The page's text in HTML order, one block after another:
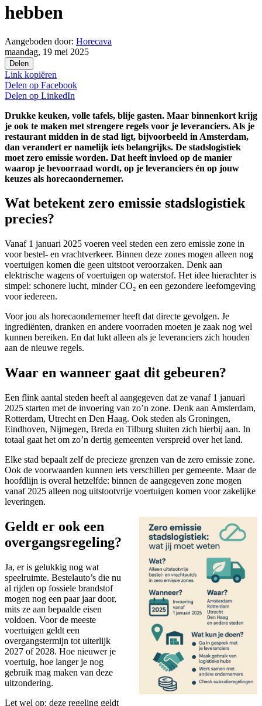
hebben
Aangeboden door: Horecava
maandag, 19 mei 2025
Delen
Link kopiëren
Delen op Facebook
Delen op LinkedIn
Drukke keuken, volle tafels, blije gasten. Maar binnenkort krijg
je ook te maken met strengere regels voor je leveranciers. Als je
restaurant midden in de stad ligt, bijvoorbeeld in Amsterdam,
dan verandert er namelijk iets belangrijks. De stadslogistiek
moet zero emissie worden. Dat heeft invloed op de manier
waarop je bevoorraad wordt, op je leveranciers én op jouw
keuzes als horecaondernemer.
Wat betekent zero emissie stadslogistiek
precies?
Vanaf 1 januari 2025 voeren veel steden een zero emissie zone in
voor bestel- en vrachtverkeer. Binnen deze zones mogen alleen nog
voertuigen komen die geen uitstoot veroorzaken. Denk aan
elektrische wagens of voertuigen op waterstof. Het idee hierachter is
simpel: schonere lucht, minder CO₂ en een gezondere leefomgeving
voor iedereen.
Voor jou als horecaondernemer heeft dat directe gevolgen. Je
ingrediënten, dranken en andere voorraden moeten je zaak nog wel
kunnen bereiken. En dat lukt alleen als je leveranciers zich houden
aan de nieuwe regels.
Waar en wanneer gaat dit gebeuren?
Een flink aantal steden heeft al aangegeven dat ze vanaf 1 januari
2025 starten met de invoering van zo’n zone. Denk aan Amsterdam,
Rotterdam, Utrecht en Den Haag. Ook steden als Groningen,
Eindhoven, Nijmegen, Breda en Tilburg sluiten zich hierbij aan. In
totaal gaat het om zo’n dertig gemeenten verspreid over het land.
Elke stad bepaalt zelf de precieze grenzen van de zero emissie zone.
Ook de voorwaarden kunnen iets verschillen per gemeente. Maar de
hoofdlijn is overal hetzelfde: binnen de aangegeven zone mogen
vanaf 2025 alleen nog uitstootvrije voertuigen komen voor zakelijke
leveringen.
Geldt er ook een
overgangsregeling?
Ja, er is gelukkig nog wat
speelruimte. Bestelauto’s die nu
al rijden op fossiele brandstof
mogen nog een paar jaar door,
mits ze aan bepaalde eisen
voldoen. Voor de meeste
voertuigen geldt een
overgangstermijn tot uiterlijk
2027 of 2028. Hoe nieuwer je
voertuig, hoe langer je nog
gebruik mag maken van deze
uitzondering.
Let wel op: deze regeling geldt